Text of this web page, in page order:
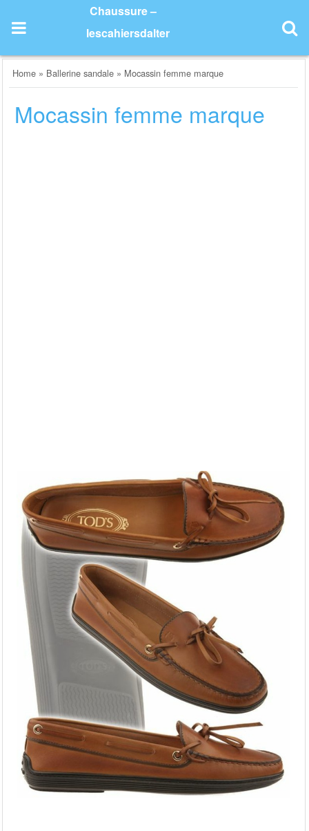
content
Chaussure –
lescahiersdalter
Home » Ballerine sandale » Mocassin femme marque
Mocassin femme marque